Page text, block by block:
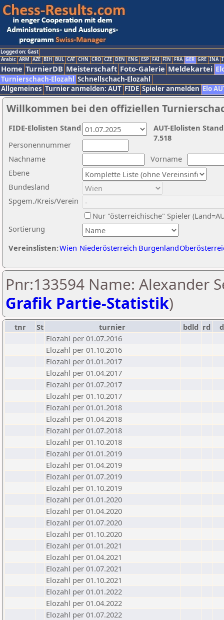
Logged on: Gast
Arabic ARM AZE BIH BUL CAT CHN CRO CZE DEN ENG ESP FAI FIN FRA GER GRE INA
Home TurnierDB Meisterschaft Foto-Galerie Meldekartei
Turnierschach-Elozahl Schnellschach-Elozahl
Allgemeines Turnier anmelden: AUT FIDE Spieler anmelden Elo
Willkommen bei den offiziellen
Nachname
Vorname
Ebene
Sortierung
Personennummer
Bundesland
Spgem./Kreis/Verein
Nur "österreichische" Spieler
Vereinslisten:Wien Niederösterreich Burgenland
AUT-Elolisten
7.518
FIDE-Elolisten Stand
Pnr:133594 Name: Alexander
Grafik Partie-Statistik)
tnr St turnier bdld rd
Elozahl per 01.07.2016
Elozahl per 01.10.2016
Elozahl per 01.01.2017
Elozahl per 01.04.2017
Elozahl per 01.07.2017
Elozahl per 01.10.2017
Elozahl per 01.01.2018
Elozahl per 01.04.2018
Elozahl per 01.07.2018
Elozahl per 01.10.2018
Elozahl per 01.01.2019
Elozahl per 01.04.2019
Elozahl per 01.07.2019
Elozahl per 01.10.2019
Elozahl per 01.01.2020
Elozahl per 01.04.2020
Elozahl per 01.07.2020
Elozahl per 01.10.2020
Elozahl per 01.01.2021
Elozahl per 01.04.2021
Elozahl per 01.07.2021
Elozahl per 01.10.2021
Elozahl per 01.01.2022
Elozahl per 01.04.2022
Elozahl per 01.07.2022